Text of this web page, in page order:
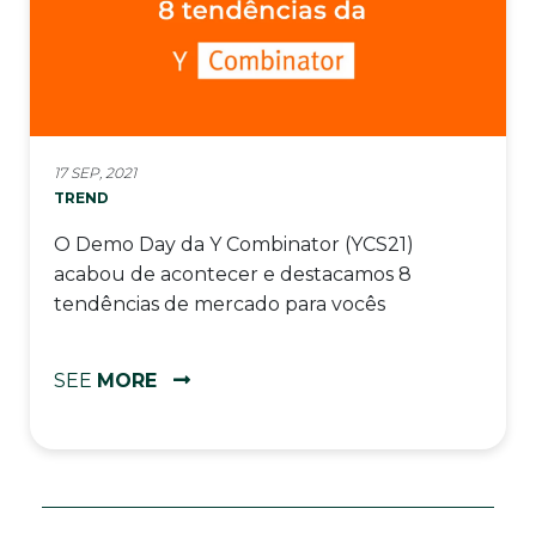
17 SEP, 2021
TREND
O Demo Day da Y Combinator (YCS21)
acabou de acontecer e destacamos 8
tendências de mercado para vocês
SEE MORE